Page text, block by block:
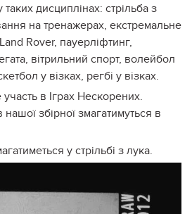
дисциплінах: стрільба з
на тренажерах, екстремальне
Rover, пауерліфтинг,
вітрильний спорт, волейбол
у візках, регбі у візках.
в Іграх Нескорених.
нашої збірної змагатимуться в
у стрільбі з лука.